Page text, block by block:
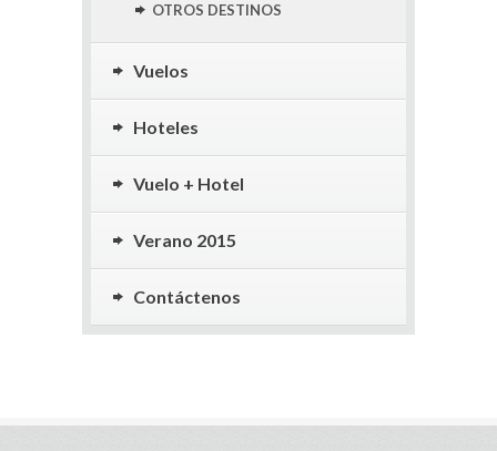
OTROS DESTINOS
Vuelos
Hoteles
Vuelo + Hotel
Verano 2015
Contáctenos